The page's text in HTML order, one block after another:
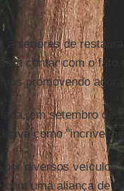
anteriores de
contar com o
promovendo
em setembro de
como
por diversos veículos
com uma aliança de